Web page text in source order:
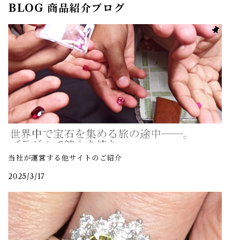
BLOG 商品紹介ブログ
当社が運営する他サイトのご紹介
2025/3/17